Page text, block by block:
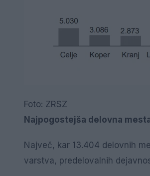
Foto: ZRSZ
Najpogostejša delovna
Največ, kar 13.404 delovnih
varstva, predelovalnih